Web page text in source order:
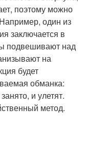
поэтому можно
один из
заключается в
подвешивают над
на
будет
обманка:
и улетят.
метод.